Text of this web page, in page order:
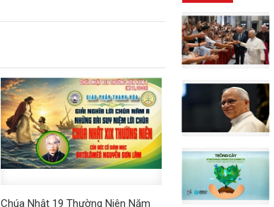
Chúa Nhật 19 Thường Niên Năm